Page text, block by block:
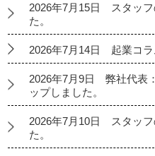
2026年7月15日 スタッフ
た。
2026年7月14日 起業コラ
2026年7月9日 弊社代表
ップしました。
2026年7月10日 スタッフ
た。